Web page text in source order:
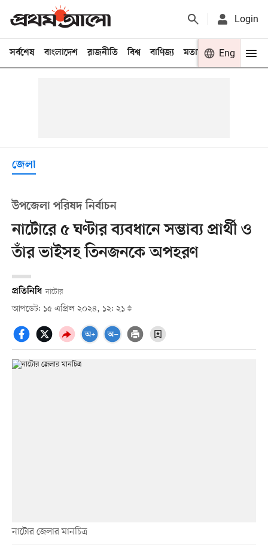
Login
সর্বশেষ বাংলাদেশ রাজনীতি বিশ্ব বাণিজ্য মতামত খেলা
Eng
জেলা
উপজেলা পরিষদ নির্বাচন
নাটোরে ৫ ঘণ্টার ব্যবধানে সম্ভাব্য প্রার্থী ও
তাঁর ভাইসহ তিনজনকে অপহরণ
প্রতিনিধি নাটোর
আপডেট: ১৫ এপ্রিল ২০২৪, ১২: ২১
নাটোর জেলার মানচিত্র